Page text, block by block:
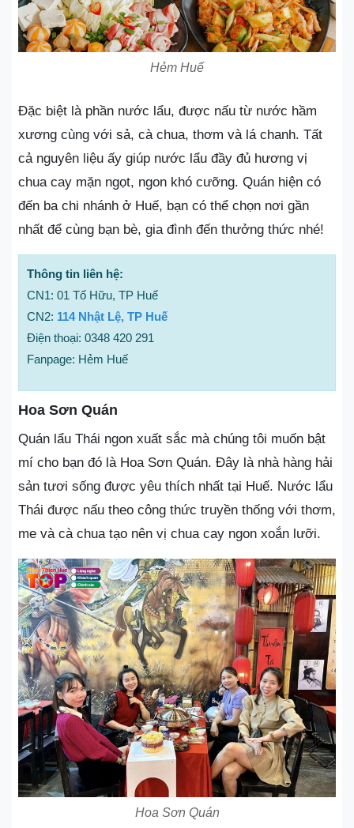
Hẻm Huế
Đặc biệt là phần nước lẩu, được nấu từ nước hầm
xương cùng với sả, cà chua, thơm và lá chanh. Tất
cả nguyên liệu ấy giúp nước lẩu đầy đủ hương vị
chua cay mặn ngọt, ngon khó cưỡng. Quán hiện có
đến ba chi nhánh ở Huế, bạn có thể chọn nơi gần
nhất để cùng bạn bè, gia đình đến thưởng thức nhé!
Thông tin liên hệ:
CN1: 01 Tố Hữu, TP Huế
CN2: 114 Nhật Lệ, TP Huế
Điện thoại: 0348 420 291
Fanpage: Hẻm Huế
Hoa Sơn Quán
Quán lẩu Thái ngon xuất sắc mà chúng tôi muốn bật
mí cho bạn đó là Hoa Sơn Quán. Đây là nhà hàng hải
sản tươi sống được yêu thích nhất tại Huế. Nước lẩu
Thái được nấu theo công thức truyền thống với thơm,
me và cà chua tạo nên vị chua cay ngon xoắn lưỡi.
Hoa Sơn Quán